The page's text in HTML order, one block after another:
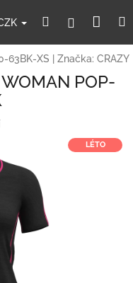
HledatPřihlášení
63BK-XS Značka: CRAZY
POP-
LÉTO